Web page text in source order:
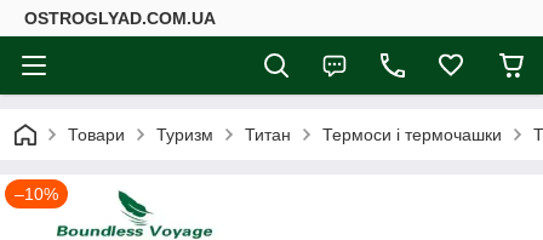
ОSTROGLYAD.СOM.UA
Товари Туризм Титан Термоси і термочашки
–10%